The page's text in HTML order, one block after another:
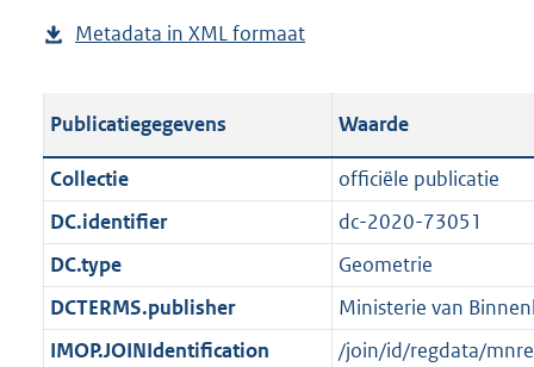
u
l
c
a
t
i
e
i
r
o
t
e
:
3
K
b
p
b
i
c
a
t
i
e
g
o
t
t
e
1
0
Metadata in XML formaat
a
n
g
r
Publicatiegegevens Waarde
Collectie
officiële publicatie
DC.identifier
dc-2020-73051
DC.type
Geometrie
DCTERMS.publisher
Ministerie van
IMOP.JOINIdentification
/join/id/regdata/